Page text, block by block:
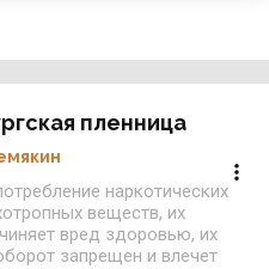
пленница
наркотических
веществ, их
вред здоровью, их
запрещен и влечет